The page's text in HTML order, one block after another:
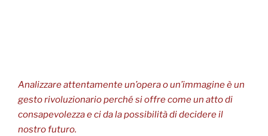
Analizzare attentamente un’opera o un’immagine è un
gesto rivoluzionario perché si offre come un atto di
consapevolezza e ci da la possibilità di decidere il
nostro futuro.